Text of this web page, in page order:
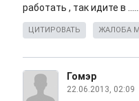
работать , так идите в
ЦИТИРОВАТЬ ЖАЛОБА
Гомэр
22.06.2013, 02:09